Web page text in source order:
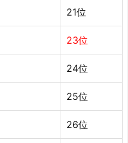
21位
23位
24位
25位
26位